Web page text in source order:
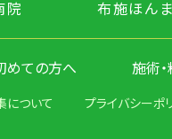
院 布施ほん
めての方へ 施術
について プライバシーポ